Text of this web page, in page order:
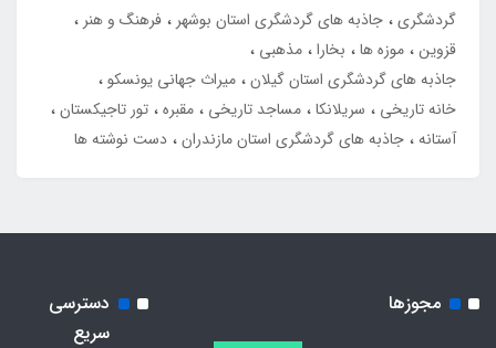
گردشگری جاذبه های گردشگری استان بوشهر
فرهنگ و هنر
قزوین موزه ها بخارا مذهبی
جاذبه های گردشگری استان گیلان میراث جهانی یونسکو
خانه تاریخی
سریلانکا مساجد تاریخی مقبره تور تاجیکستان
آستانه جاذبه های گردشگری استان مازندران دست نوشته ها
مجوزها
دسترسی
سریع